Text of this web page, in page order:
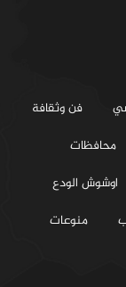
فن وثقافة
محافظات
اوشوش الودع
منوعات